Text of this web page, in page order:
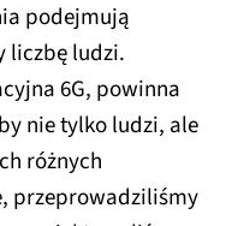
podejmują
liczbę ludzi.
6G, powinna
nie tylko ludzi, ale
różnych
przeprowadziliśmy